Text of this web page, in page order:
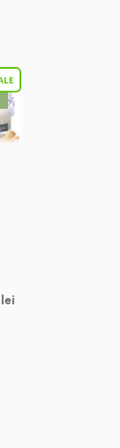
lei